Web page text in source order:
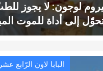
لوجون: لا يجوز
إلى أداة للموت
البابا لاون الرّابع عشر